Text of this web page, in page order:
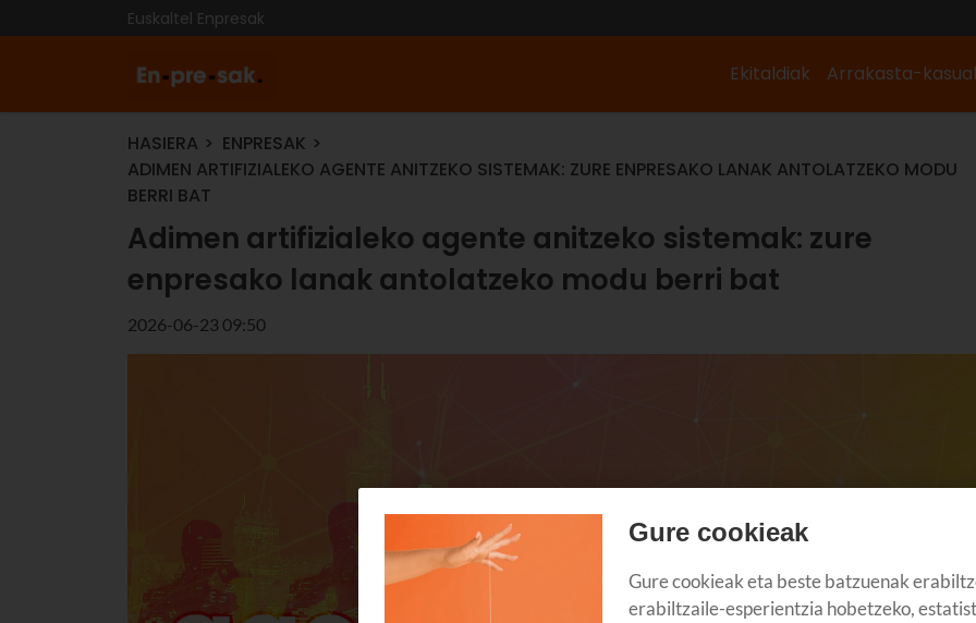
Euskaltel Enpresak
Ekitaldiak Arrakasta-
HASIERA
ENPRESAK
ADIMEN ARTIFIZIALEKO AGENTE ANITZEKO SISTEMAK: ZURE ENPRESAKO LANAK ANTOLATZEKO MODU
BERRI BAT
Adimen artifizialeko agente anitzeko sistemak: zure
enpresako lanak antolatzeko modu berri bat
2026-06-23 09:50
Gure cookieak
Gure cookieak eta beste batzuenak
erabiltzaile-esperientzia hobetzeko,